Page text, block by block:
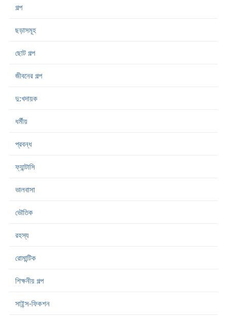
গল্প
ছড়াসমূহ
ছোট গল্প
জীবনের গল্প
দু:খদায়ক
ধর্মীয়
প্রবন্ধ
ফ্যান্টাসি
ভালবাসা
ভৌতিক
রহস্য
রোমান্টিক
শিক্ষনীয় গল্প
সাইন্স-ফিকশন